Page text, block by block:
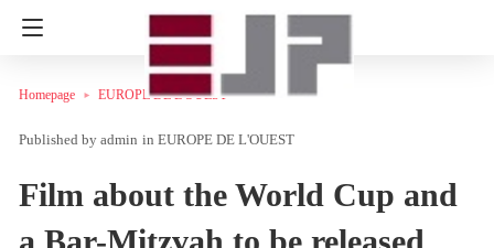
Homepage EUROPE DE L'OUEST
admin in EUROPE DE L'OUEST
Film about the World Cup and
a Bar-Mitzvah to be released